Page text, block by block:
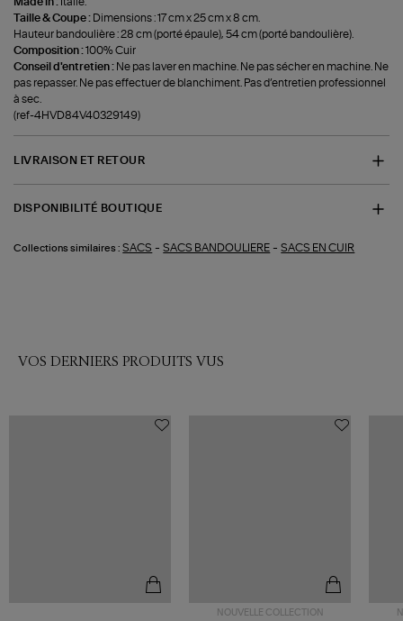
Taille & Coupe : Dimensions : 17 cm x 25 cm x 8 cm.
Hauteur bandoulière : 28 cm (porté épaule), 54 cm (porté bandoulière).
Composition :100% Cuir
Conseil d'entretien : Ne pas laver en machine. Ne pas sécher en machine. Ne
pas repasser. Ne pas effectuer de blanchiment. Pas d’entretien professionnel
à sec.
(ref-4HVD84V40329149)
LIVRAISON ET RETOUR
DISPONIBILITÉ BOUTIQUE
Collections similaires : SACS -SACS BANDOULIERE -SACS EN CUIR
VOS DERNIERS PRODUITS VUS
NOUVELLE COLLECTION